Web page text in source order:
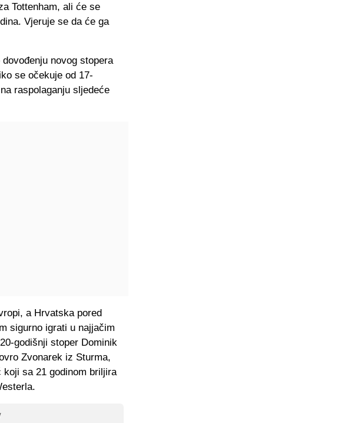
Tottenham, ali će se
Vjeruje se da će ga
novog stopera
se očekuje od 17-
raspolaganju sljedeće
a Hrvatska pored
sigurno igrati u najjačim
godišnji stoper Dominik
Zvonarek iz Sturma,
sa 21 godinom briljira